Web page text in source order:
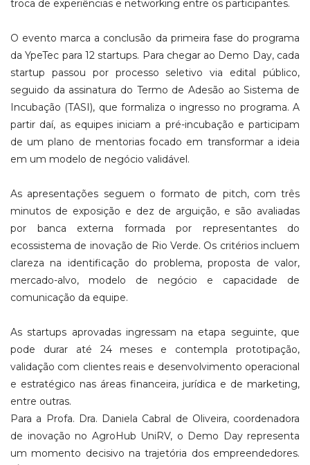
troca de experiências e networking entre os participantes.
O evento marca a conclusão da primeira fase do programa
da YpeTec para 12 startups. Para chegar ao Demo Day, cada
startup passou por processo seletivo via edital público,
seguido da assinatura do Termo de Adesão ao Sistema de
Incubação (TASI), que formaliza o ingresso no programa. A
partir daí, as equipes iniciam a pré-incubação e participam
de um plano de mentorias focado em transformar a ideia
em um modelo de negócio validável.
As apresentações seguem o formato de pitch, com três
minutos de exposição e dez de arguição, e são avaliadas
por banca externa formada por representantes do
ecossistema de inovação de Rio Verde. Os critérios incluem
clareza na identificação do problema, proposta de valor,
mercado-alvo, modelo de negócio e capacidade de
comunicação da equipe.
As startups aprovadas ingressam na etapa seguinte, que
pode durar até 24 meses e contempla prototipação,
validação com clientes reais e desenvolvimento operacional
e estratégico nas áreas financeira, jurídica e de marketing,
entre outras.
Para a Profa. Dra. Daniela Cabral de Oliveira, coordenadora
de inovação no AgroHub UniRV, o Demo Day representa
um momento decisivo na trajetória dos empreendedores.